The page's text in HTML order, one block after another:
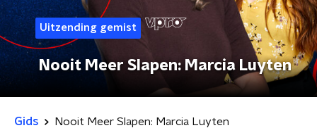
Uitzending gemist
Nooit Meer Slapen: Marcia Luyten
Gids Nooit Meer Slapen: Marcia Luyten